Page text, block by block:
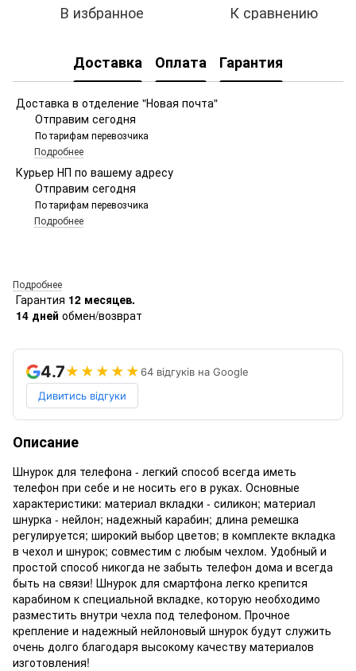
В избранное К сравнению
Доставка Оплата Гарантия
Доставка в отделение "Новая почта"
Отправим сегодня
По тарифам перевозчика
Подробнее
Курьер НП по вашему адресу
Отправим сегодня
По тарифам перевозчика
Подробнее
Подробнее
Гарантия 12 месяцев.
14 дней обмен/возврат
4.7★★★★★64 відгуків на Google
Дивитись відгуки
Описание
Шнурок для телефона - легкий способ всегда иметь
телефон при себе и не носить его в руках. Основные
характеристики: материал вкладки - силикон; материал
шнурка - нейлон; надежный карабин; длина ремешка
регулируется; широкий выбор цветов; в комплекте вкладка
в чехол и шнурок; совместим с любым чехлом. Удобный и
простой способ никогда не забыть телефон дома и всегда
быть на связи! Шнурок для смартфона легко крепится
карабином к специальной вкладке, которую необходимо
разместить внутри чехла под телефоном. Прочное
крепление и надежный нейлоновый шнурок будут служить
очень долго благодаря высокому качеству материалов
изготовления!